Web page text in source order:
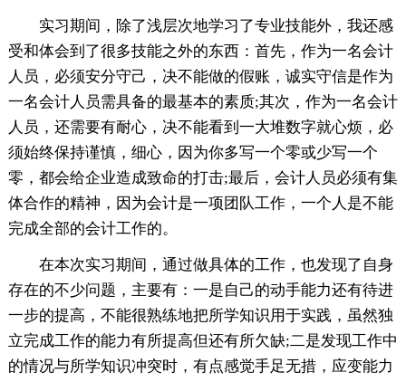
实习期间，除了浅层次地学习了专业技能外，我还感
受和体会到了很多技能之外的东西：首先，作为一名会计
人员，必须安分守己，决不能做的假账，诚实守信是作为
一名会计人员需具备的最基本的素质;其次，作为一名会计
人员，还需要有耐心，决不能看到一大堆数字就心烦，必
须始终保持谨慎，细心，因为你多写一个零或少写一个
零，都会给企业造成致命的打击;最后，会计人员必须有集
体合作的精神，因为会计是一项团队工作，一个人是不能
完成全部的会计工作的。
在本次实习期间，通过做具体的工作，也发现了自身
存在的不少问题，主要有：一是自己的动手能力还有待进
一步的提高，不能很熟练地把所学知识用于实践，虽然独
立完成工作的能力有所提高但还有所欠缺;二是发现工作中
的情况与所学知识冲突时，有点感觉手足无措，应变能力